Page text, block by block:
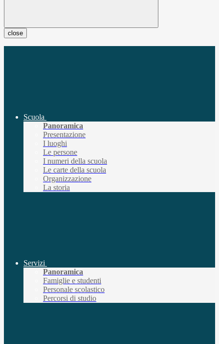
close
Scuola
Panoramica
Presentazione
I luoghi
Le persone
I numeri della scuola
Le carte della scuola
Organizzazione
La storia
Servizi
Panoramica
Famiglie e studenti
Personale scolastico
Percorsi di studio